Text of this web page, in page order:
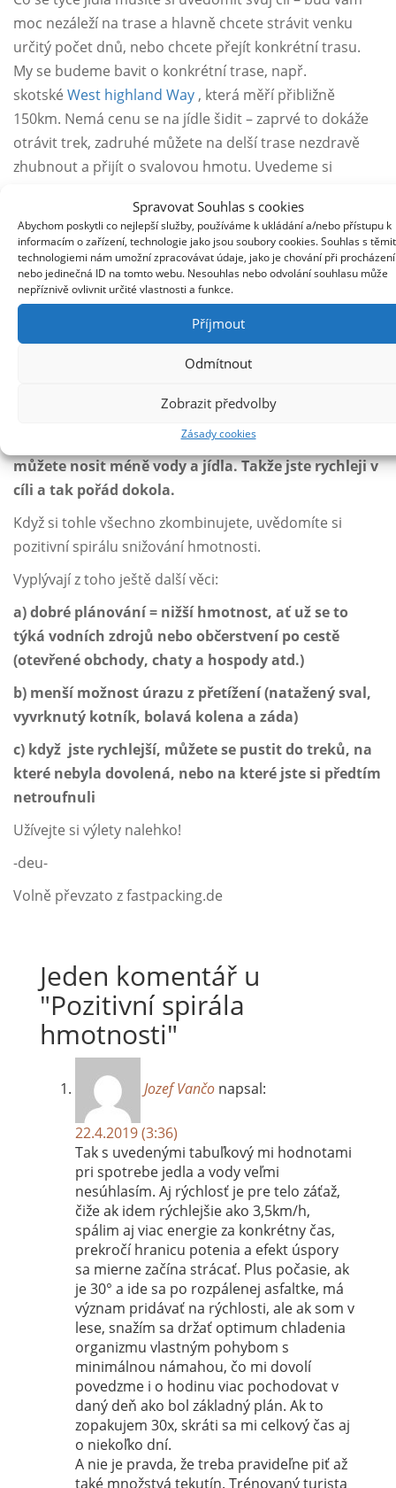
Spravovat Souhlas s cookies
Abychom poskytli co nejlepší služby, používáme k ukládání a/nebo přístupu k
informacím o zařízení, technologie jako jsou soubory cookies. Souhlas s
technologiemi nám umožní zpracovávat údaje, jako je chování při procházení
nebo jedinečná ID na tomto webu. Nesouhlas nebo odvolání souhlasu může
nepříznivě ovlivnit určité vlastnosti a funkce.
Příjmout
Odmítnout
Zobrazit předvolby
Zásady cookies
moc nezáleží na trase a hlavně chcete strávit venku
určitý počet dnů, nebo chcete přejít konkrétní trasu.
My se budeme bavit o konkrétní trase, např.
skotské West highland Way , která měří přibližně
150km. Nemá cenu se na jídle šidit – zaprvé to dokáže
otrávit trek, zadruhé můžete na delší trase nezdravě
zhubnout a přijít o svalovou hmotu. Uvedeme si
km zdolané za den
15 20 25 30 35
Jídlo
8kg 6kg 4.8kg 4kg 3.43kg
Dny na cestě
10 7.5
Krásně vidíte souvislost mezi rychlostí a váhou potravin
jste rychlejší, což znamená,
že ujdete denně větší vzdálenost.To znamená, že
můžete nosit méně vody a jídla. Takže jste rychleji v
cíli a tak pořád dokola.
Když si tohle všechno zkombinujete, uvědomíte si
pozitivní spirálu snižování hmotnosti.
Vyplývají z toho ještě další věci:
a) dobré plánování = nižší hmotnost, ať už se to
týká vodních zdrojů nebo občerstvení po cestě
(otevřené obchody, chaty a hospody atd.)
b) menší možnost úrazu z přetížení (natažený sval,
vyvrknutý kotník, bolavá kolena a záda)
c) když jste rychlejší, můžete se pustit do treků, na
které nebyla dovolená, nebo na které jste si předtím
netroufnuli
Užívejte si výlety nalehko!
-deu-
Volně převzato z fastpacking.de
Jeden komentář u
"Pozitivní spirála
hmotnosti"
Jozef Vančo napsal:
22.4.2019 (3:36)
Tak s uvedenými tabuľkový mi hodnotami
pri spotrebe jedla a vody veľmi
nesúhlasím. Aj rýchlosť je pre telo záťaž,
čiže ak idem rýchlejšie ako 3,5km/h,
spálim aj viac energie za konkrétny čas,
prekročí hranicu potenia a efekt úspory
sa mierne začína strácať. Plus počasie, ak
je 30° a ide sa po rozpálenej asfaltke, má
význam pridávať na rýchlosti, ale ak som v
lese, snažím sa držať optimum chladenia
organizmu vlastným pohybom s
minimálnou námahou, čo mi dovolí
povedzme i o hodinu viac pochodovat v
daný deň ako bol základný plán. Ak to
zopakujem 30x, skráti sa mi celkový čas aj
o niekoľko dní.
A nie je pravda, že treba pravideľne piť až
také množstvá tekutín. Trénovaný turista